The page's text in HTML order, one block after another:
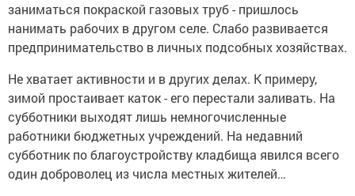
заниматься покраской газовых труб - пришлось
нанимать рабочих в другом селе. Слабо развивается
предпринимательство в личных подсобных хозяйствах.
Не хватает активности и в других делах. К примеру,
зимой простаивает каток - его перестали заливать. На
субботники выходят лишь немногочисленные
работники бюджетных учреждений. На недавний
субботник по благоустройству кладбища явился всего
один доброволец из числа местных жителей…